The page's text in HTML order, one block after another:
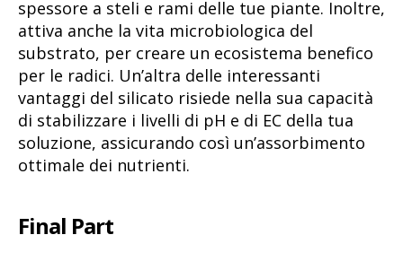
spessore a steli e rami delle tue piante. Inoltre,
attiva anche la vita microbiologica del
substrato, per creare un ecosistema benefico
per le radici. Un’altra delle interessanti
vantaggi del silicato risiede nella sua capacità
di stabilizzare i livelli di pH e di EC della tua
soluzione, assicurando così un’assorbimento
ottimale dei nutrienti.
Final Part